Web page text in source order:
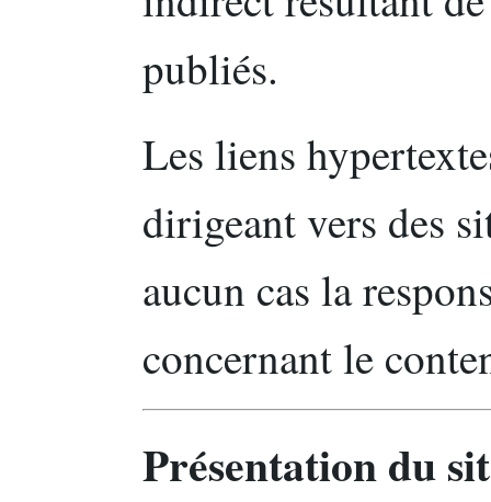
publiés.
Les liens
dirigeant vers des
aucun cas la
concernant le
Présentation du